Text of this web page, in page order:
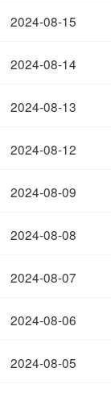
2024-08-15
2024-08-14
2024-08-13
2024-08-12
2024-08-09
2024-08-08
2024-08-07
2024-08-06
2024-08-05